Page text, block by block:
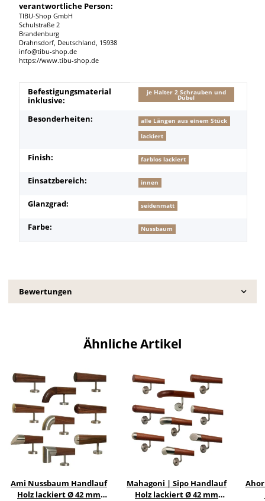
verantwortliche Person:
TIBU-Shop GmbH
Schulstraße 2
Brandenburg
Drahnsdorf, Deutschland, 15938
info@tibu-shop.de
https://www.tibu-shop.de
Produkteigenschaft
Wert
Befestigungsmaterial
inklusive:
je Halter 2 Schrauben und
Dübel
Besonderheiten:
alle Längen aus einem Stück
lackiert
Finish: farblos lackiert
Einsatzbereich: innen
Glanzgrad: seidenmatt
Farbe: Nussbaum
Bewertungen
Ähnliche Artikel
Ami Nussbaum Handlauf
Holz lackiert Ø 42 mm
Mahagoni | Sipo Handlauf
Holz lackiert Ø 42 mm